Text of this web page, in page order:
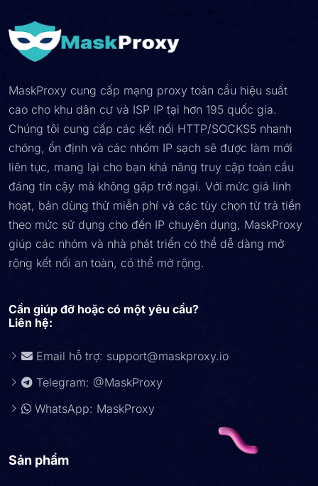
MaskProxy cung cấp mạng proxy toàn cầu hiệu suất
cao cho khu dân cư và ISP IP tại hơn 195 quốc gia.
Chúng tôi cung cấp các kết nối HTTP/SOCKS5 nhanh
chóng, ổn định và các nhóm IP sạch sẽ được làm mới
liên tục, mang lại cho bạn khả năng truy cập toàn cầu
đáng tin cậy mà không gặp trở ngại. Với mức giá linh
hoạt, bản dùng thử miễn phí và các tùy chọn từ trả tiền
theo mức sử dụng cho đến IP chuyên dụng, MaskProxy
giúp các nhóm và nhà phát triển có thể dễ dàng mở
rộng kết nối an toàn, có thể mở rộng.
Cần giúp đỡ hoặc có một yêu cầu?
Liên hệ:
Email hỗ trợ: support@maskproxy.io
Telegram: @MaskProxy
WhatsApp: MaskProxy
Sản phẩm